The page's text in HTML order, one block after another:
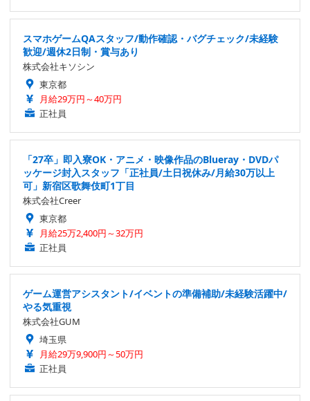
スマホゲームQAスタッフ/動作確認・バグチェック/未経験
歓迎/週休2日制・賞与あり
株式会社キソシン
東京都
月給29万円～40万円
正社員
「27卒」即入寮OK・アニメ・映像作品のBlueray・DVDパ
ッケージ封入スタッフ「正社員/土日祝休み/月給30万以上
可」新宿区歌舞伎町1丁目
株式会社Creer
東京都
月給25万2,400円～32万円
正社員
ゲーム運営アシスタント/イベントの準備補助/未経験活躍中/
やる気重視
株式会社GUM
埼玉県
月給29万9,900円～50万円
正社員